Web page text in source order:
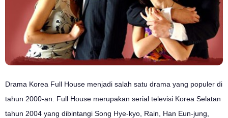
Drama Korea Full House menjadi salah satu drama yang populer di
tahun 2000-an. Full House merupakan serial televisi Korea Selatan
tahun 2004 yang dibintangi Song Hye-kyo, Rain, Han Eun-jung,